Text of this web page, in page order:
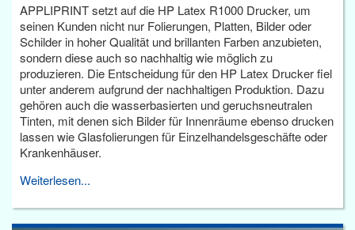
APPLIPRINT setzt auf die HP Latex R1000 Drucker, um
seinen Kunden nicht nur Folierungen, Platten, Bilder oder
Schilder in hoher Qualität und brillanten Farben anzubieten,
sondern diese auch so nachhaltig wie möglich zu
produzieren. Die Entscheidung für den HP Latex Drucker fiel
unter anderem aufgrund der nachhaltigen Produktion. Dazu
gehören auch die wasserbasierten und geruchsneutralen
Tinten, mit denen sich Bilder für Innenräume ebenso drucken
lassen wie Glasfolierungen für Einzelhandelsgeschäfte oder
Krankenhäuser.
Weiterlesen...